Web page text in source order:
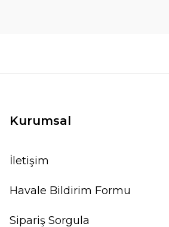
Kurumsal
İletişim
Havale Bildirim Formu
Sipariş Sorgula